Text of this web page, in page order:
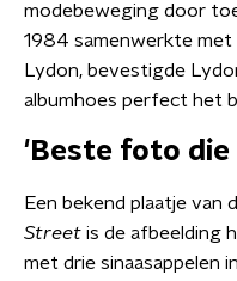
modebeweging door
1984 samenwerkte
Lydon, bevestigde
albumhoes perfect het
'Beste foto die
Een bekend plaatje van
Street is de afbeelding
met drie sinaasappelen